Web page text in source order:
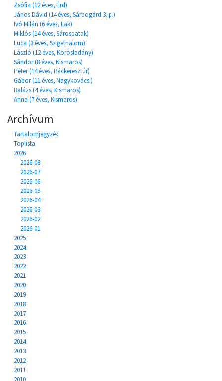
Zsófia (12 éves, Érd)
János Dávid (14 éves, Sárbogárd 3. p.)
Ivó Milán (6 éves, Lak)
Miklós (14 éves, Sárospatak)
Luca (3 éves, Szigethalom)
László (12 éves, Körösladány)
Sándor (8 éves, Kismaros)
Péter (14 éves, Ráckeresztúr)
Gábor (11 éves, Nagykovácsi)
Balázs (4 éves, Kismaros)
Anna (7 éves, Kismaros)
Archívum
Tartalomjegyzék
Toplista
2026
2026-08
2026-07
2026-06
2026-05
2026-04
2026-03
2026-02
2026-01
2025
2024
2023
2022
2021
2020
2019
2018
2017
2016
2015
2014
2013
2012
2011
2010